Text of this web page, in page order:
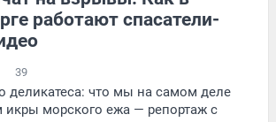
работают спасатели-
39
деликатеса: что мы на самом деле
морского ежа — репортаж с